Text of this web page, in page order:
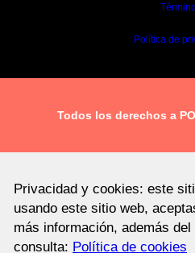
Política de
Todos los derechos a
Privacidad y cookies: este
usando este sitio web,
más información, además
consulta: Política de cookies